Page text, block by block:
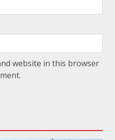
website in this browser